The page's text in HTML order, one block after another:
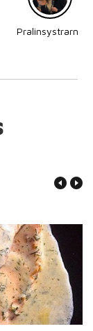
Pralinsystrarna